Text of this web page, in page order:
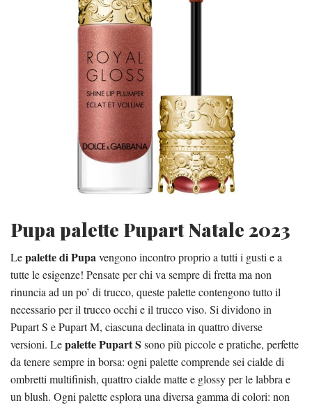
Pupa palette Pupart Natale 2023
Lepalette di Pupavengono incontro proprio a tutti i gusti e a
tutte le esigenze! Pensate per chi va sempre di fretta ma non
rinuncia ad un po’ di trucco, queste palette contengono tutto il
necessario per il trucco occhi e il trucco viso. Si dividono in
Pupart S e Pupart M, ciascuna declinata in quattro diverse
versioni. Lepalette Pupart S sono più piccole e pratiche, perfette
da tenere sempre in borsa: ogni palette comprende sei cialde di
ombretti multifinish, quattro cialde matte e glossy per le labbra e
un blush. Ogni palette esplora una diversa gamma di colori: non